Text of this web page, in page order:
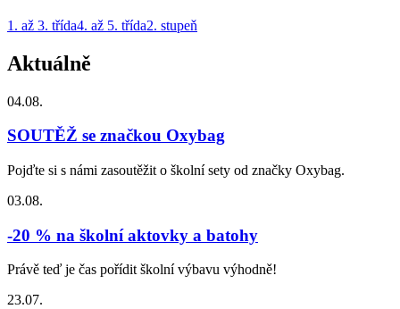
1. až 3. třída4. až 5. třída2. stupeň
Aktuálně
04.08.
SOUTĚŽ se značkou Oxybag
Pojďte si s námi zasoutěžit o školní sety od značky Oxybag.
03.08.
-20 % na školní aktovky a batohy
Právě teď je čas pořídit školní výbavu výhodně!
23.07.